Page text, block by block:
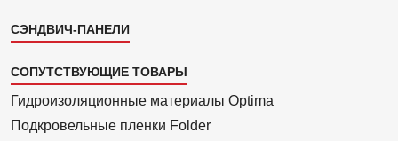
СЭНДВИЧ-ПАНЕЛИ
СОПУТСТВУЮЩИЕ ТОВАРЫ
Гидроизоля­ционные материалы Optima
Подкровель­ные пленки Folder